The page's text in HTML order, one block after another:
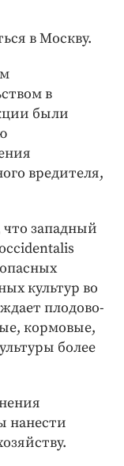
в Москву.
в
были
вредителя,
что западный
культур во
плодово-
кормовые,
более
нанести